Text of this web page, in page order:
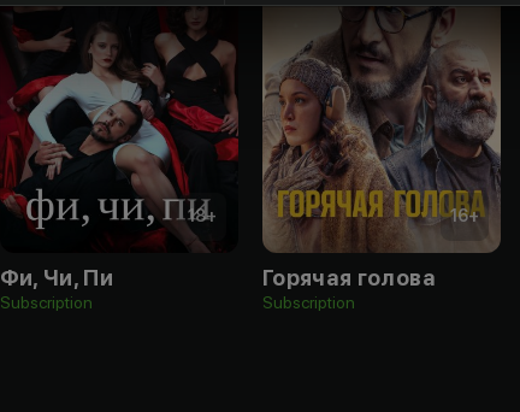
18+
Фи, Чи, Пи
Subscription
16+
Горячая голова
Subscription